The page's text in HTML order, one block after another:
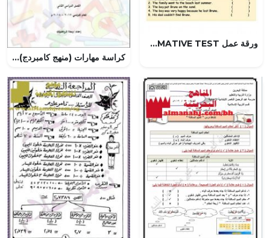
ورقة عمل ENGLISH SECOND SUMMATIVE TEST, (لغة انجليزية) الرابع
كراسة مهارات (منهج كامبردج) (رياضيات) الخامس